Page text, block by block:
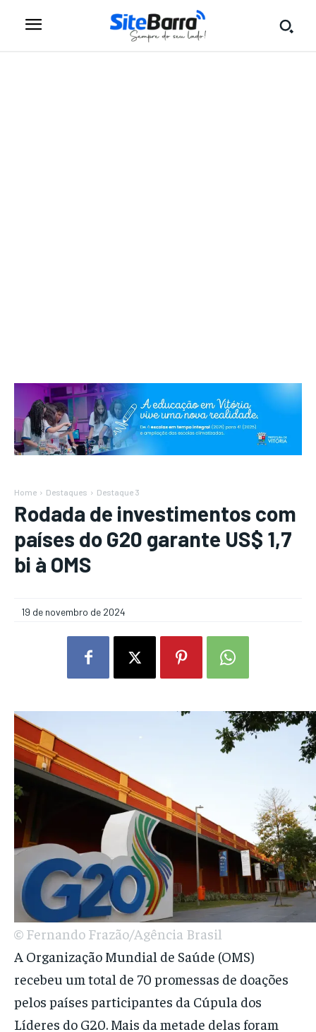
Home Destaques Destaque 3
Rodada de investimentos com
países do G20 garante US$ 1,7
bi à OMS
19 de novembro de 2024
© Fernando Frazão/Agência Brasil
A Organização Mundial de Saúde (OMS)
recebeu um total de 70 promessas de doações
pelos países participantes da Cúpula dos
Líderes do G20. Mais da metade delas foram